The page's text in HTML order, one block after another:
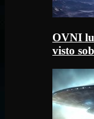
OVNI
visto